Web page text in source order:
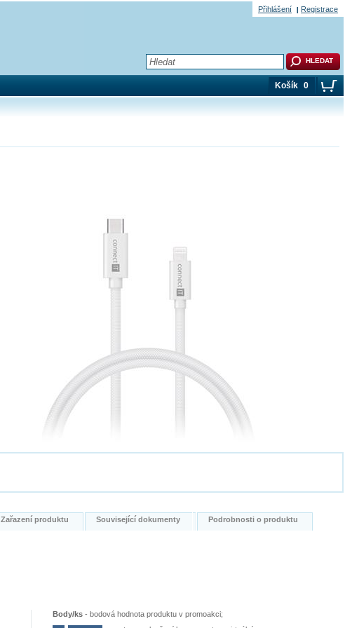
Zařazení produktu Související dokumenty Podrobnosti o produktu
Body/ks - bodová hodnota produktu v promoakci;
Košík 0
Přihlášení Registrace